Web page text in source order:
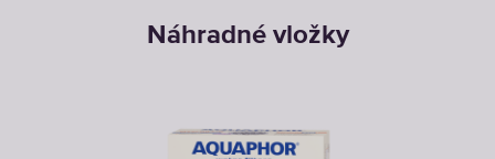
Náhradné vložky